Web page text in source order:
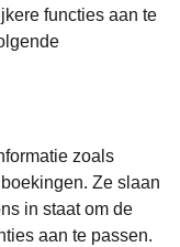
functies aan te
zoals
Ze slaan
in staat om de
aan te passen.